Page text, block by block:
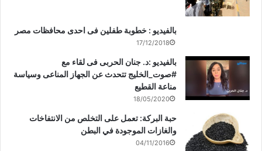
بالفيديو : خطوبة طفلين فى احدى محافظات مصر
17/12/2018
بالفيديو :د. جنان الحربى فى لقاء مع
#صوت_الخليج تتحدث عن الجهاز المناعى وسياسة
مناعة القطيع
18/05/2020
حبة البركة: تعمل على التخلص من الانتفاخات
والغازات الموجودة في البطن
04/11/2016